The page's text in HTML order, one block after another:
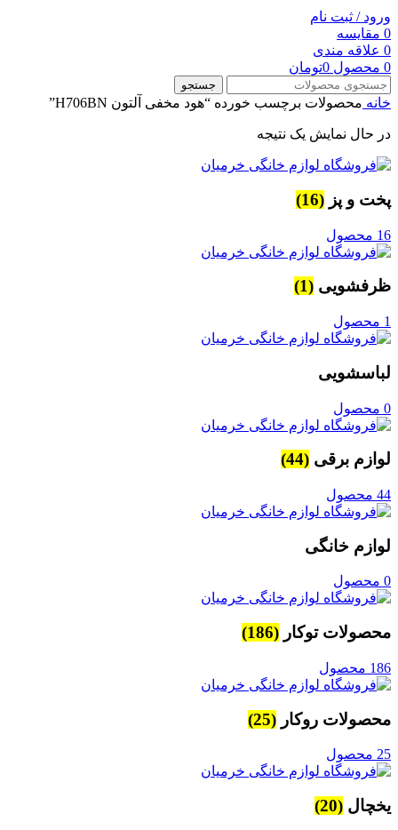
ورود / ثبت نام
0 مقایسه
0 علاقه مندی
0 محصول 0تومان
جستجو
خانه محصولات برچسب خورده “هود مخفی آلتون H706BN”
در حال نمایش یک نتیجه
پخت و پز (16)
16 محصول
ظرفشویی (1)
1 محصول
لباسشویی
0 محصول
لوازم برقی (44)
44 محصول
لوازم خانگی
0 محصول
محصولات توکار (186)
186 محصول
محصولات روکار (25)
25 محصول
یخچال (20)